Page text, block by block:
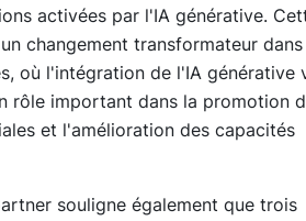
activées par l'IA générative.
changement transformateur
où l'intégration de l'IA générative
rôle important dans la promotion
et l'amélioration des capacités
souligne également que trois